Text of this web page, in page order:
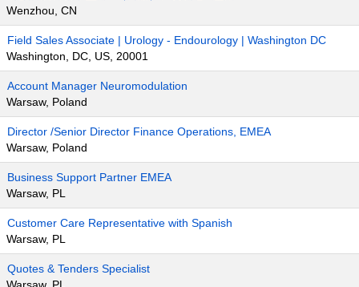
Wenzhou, CN
Field Sales Associate | Urology - Endourology | Washington DC
Washington, DC, US, 20001
Account Manager Neuromodulation
Warsaw, Poland
Director /Senior Director Finance Operations, EMEA
Warsaw, Poland
Business Support Partner EMEA
Warsaw, PL
Customer Care Representative with Spanish
Warsaw, PL
Quotes & Tenders Specialist